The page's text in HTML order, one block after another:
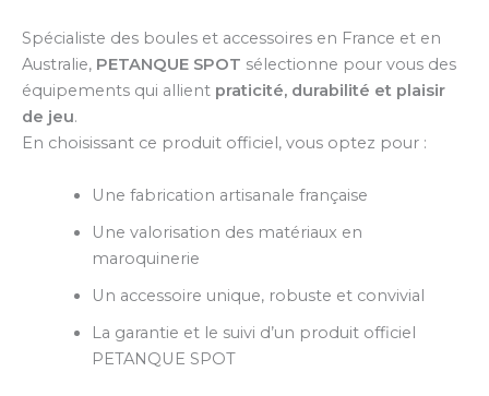
Spécialiste des boules et accessoires en France et en
Australie, PETANQUE SPOT sélectionne pour vous des
équipements qui allient praticité, durabilité et plaisir
de jeu.
En choisissant ce produit officiel, vous optez pour :
Une fabrication artisanale française
Une valorisation des matériaux en
maroquinerie
Un accessoire unique, robuste et convivial
La garantie et le suivi d’un produit officiel
PETANQUE SPOT